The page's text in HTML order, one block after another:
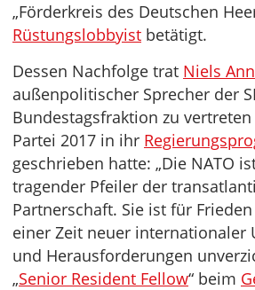
„Förderkreis des Deutschen
Rüstungslobbyist betätigt.
Dessen Nachfolge trat Niels
außenpolitischer Sprecher der
Bundestagsfraktion zu
Partei 2017 in ihr
geschrieben hatte: „Die NATO
tragender Pfeiler der
Partnerschaft. Sie ist für
einer Zeit neuer internationaler
und Herausforderungen
„Senior Resident Fellow“ beim